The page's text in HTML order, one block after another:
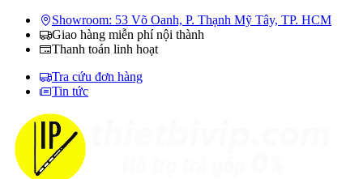
Showroom: 53 Võ Oanh, P. Thạnh Mỹ Tây, TP. HCM
Giao hàng miễn phí nội thành
Thanh toán linh hoạt
Tra cứu đơn hàng
Tin tức